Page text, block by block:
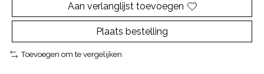
Aan verlanglijst toevoegen
Plaats bestelling
Toevoegen om te vergelijken